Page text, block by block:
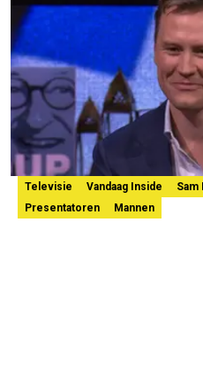
Televisie Vandaag Inside Sam
Presentatoren
Mannen